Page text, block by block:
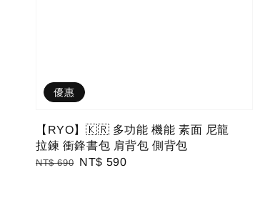
優惠
【RYO】🇰🇷 多功能 機能 素面 尼龍
拉鍊 衝鋒書包 肩背包 側背包
Regular
NT$ 690 Sale
NT$ 590